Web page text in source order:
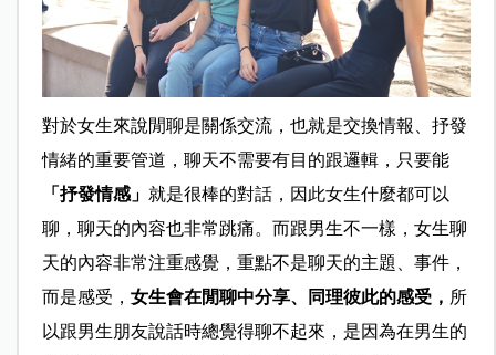
對於女生來說閒聊是關係交流，也就是交換情報、抒發
情緒的重要管道，聊天不需要有目的跟邏輯，只要能
「抒發情感」 就是很棒的對話，因此女生什麼都可以
聊，聊天的內容也非常跳痛。而跟男生不一樣，女生聊
天的內容非常注重感覺，重點不是聊天的主題、事件，
而是感受， 女生會在閒聊中分享、同理彼此的感受， 所
以跟男生朋友說話時總覺得聊不起來，是因為在男生的